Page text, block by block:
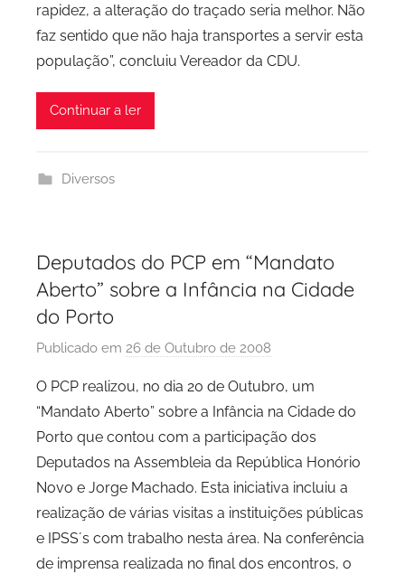
rapidez, a alteração do traçado seria melhor. Não
faz sentido que não haja transportes a servir esta
população”, concluiu Vereador da CDU.
Continuar a ler
Diversos
Deputados do PCP em “Mandato
Aberto” sobre a Infância na Cidade
do Porto
Publicado em 26 de Outubro de 2008
r
P
C
P
C
i
d
a
O PCP realizou, no dia 20 de Outubro, um
“Mandato Aberto” sobre a Infância na Cidade do
Porto que contou com a participação dos
Deputados na Assembleia da República Honório
Novo e Jorge Machado. Esta iniciativa incluiu a
realização de várias visitas a instituições públicas
e IPSS´s com trabalho nesta área. Na conferência
de imprensa realizada no final dos encontros, o